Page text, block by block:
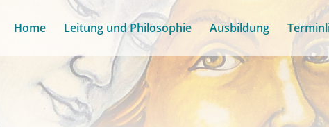
Home Leitung und Philosophie Ausbildung